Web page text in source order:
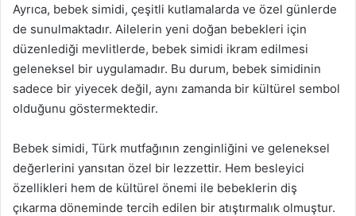
Ayrıca, bebek simidi, çeşitli kutlamalarda ve özel günlerde
de sunulmaktadır. Ailelerin yeni doğan bebekleri için
düzenlediği mevlitlerde, bebek simidi ikram edilmesi
geleneksel bir uygulamadır. Bu durum, bebek simidinin
sadece bir yiyecek değil, aynı zamanda bir kültürel sembol
olduğunu göstermektedir.
Bebek simidi, Türk mutfağının zenginliğini ve geleneksel
değerlerini yansıtan özel bir lezzettir. Hem besleyici
özellikleri hem de kültürel önemi ile bebeklerin diş
çıkarma döneminde tercih edilen bir atıştırmalık olmuştur.